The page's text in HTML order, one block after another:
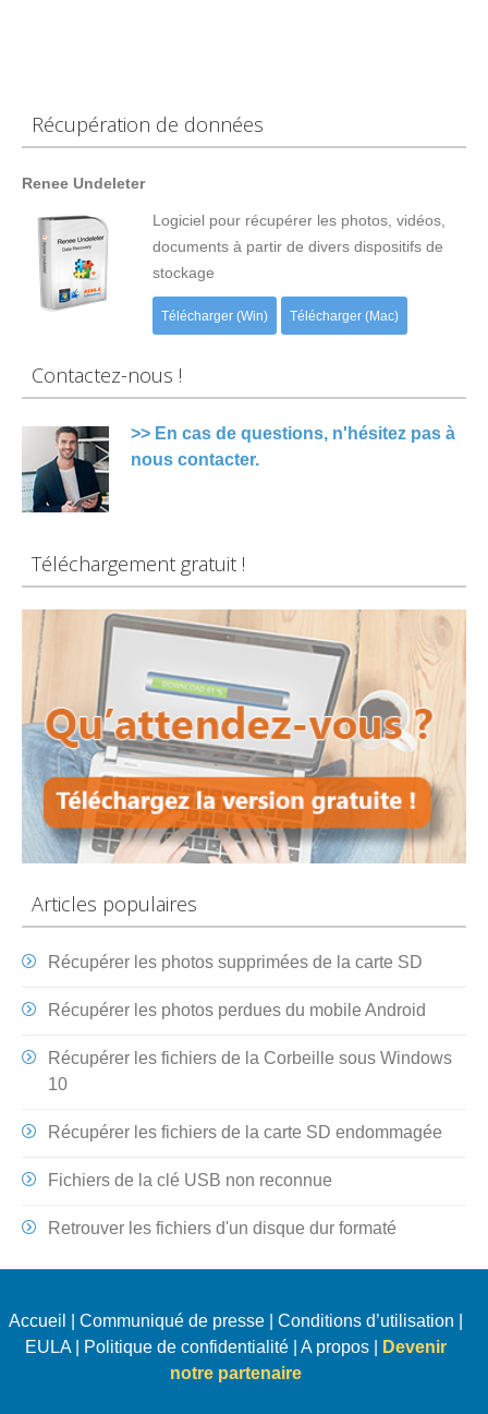
Récupération de données
Renee Undeleter
Logiciel pour récupérer les photos, vidéos,
documents à partir de divers dispositifs de
stockage
Télécharger (Win) Télécharger (Mac)
Contactez-nous !
>> En cas de questions, n'hésitez pas à
nous contacter.
Téléchargement gratuit !
Articles populaires
Récupérer les photos supprimées de la carte SD
Récupérer les photos perdues du mobile Android
Récupérer les fichiers de la Corbeille sous Windows
10
Récupérer les fichiers de la carte SD endommagée
Fichiers de la clé USB non reconnue
Retrouver les fichiers d'un disque dur formaté
Accueil Communiqué de presse| Conditions d’utilisation
EULA| Politique de confidentialité| A propos|
Devenir
notre partenaire